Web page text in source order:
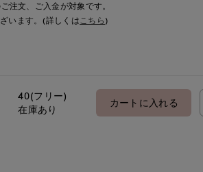
注文、ご入金が対象です。
います。(詳しくはこちら )
40(フリー)
在庫あり
カートに入れる